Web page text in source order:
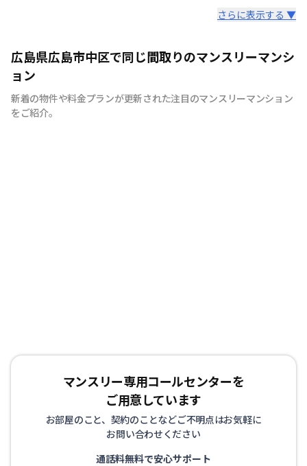
広島のマンスリーマンション“エールマンスリー広島”は、
中国地方で管理物件戸数 NO.1の良和ハウスが運営展開す
るマンスリーマンションです。 豊富な物件の中から厳選
したお部屋にお洒落な家具や質のよい家電を装備。 イン
テリアやサービスにも拘った地元密着企業ならではの柔軟
さらに表示する ▼
広島県広島市中区で同じ間取りのマンスリーマンシ
ョン
新着の物件や料金プランが更新された注目のマンスリーマンション
をご紹介。
マンスリー専用コールセンターを
ご用意しています
お部屋のこと、契約のことなどご不明点はお気軽に
お問い合わせください
通話料無料で安心サポート